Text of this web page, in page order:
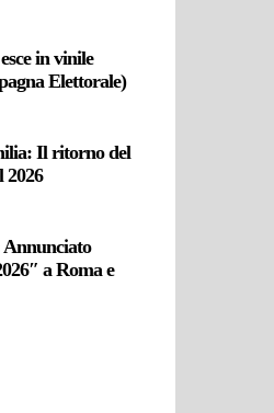
in vinile
Elettorale)
Il ritorno del
2026
a Roma e